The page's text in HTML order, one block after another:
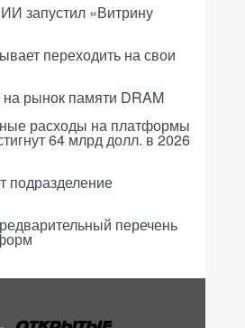
запустил «Витрину
переходить на свои
рынок памяти DRAM
расходы на платформы
64 млрд долл. в 2026
подразделение
перечень